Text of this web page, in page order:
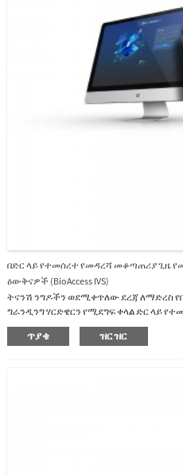
በድር ላይ የተመሰረተ የመዳረሻ መቆጣጠሪያ ጊዜ
ዕውቅናዎች (BioAccess IVS)
ትናንሽ ንግዶችን ወደሚቀጥለው ደረጃ ለማድረስ
ግራንዲንግ ሃርድዌርን የሚደግፍ ቀላል ድር ላይ
መካከለኛ ንግዶች የአስተዳደር መስፈርቶችን
አስተዳደር፣ የመዳረሻ ቁጥጥር፣ የመገኘት
ጥያቄ ዝርዝር